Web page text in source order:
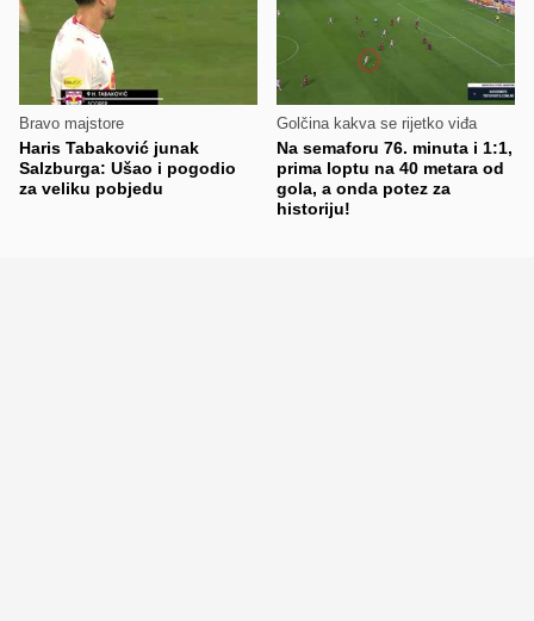
Bravo majstore
Haris Tabaković junak
Salzburga: Ušao i pogodio
za veliku pobjedu
Golčina kakva se rijetko viđa
Na semaforu 76. minuta i 1:1,
prima loptu na 40 metara od
gola, a onda potez za
historiju!